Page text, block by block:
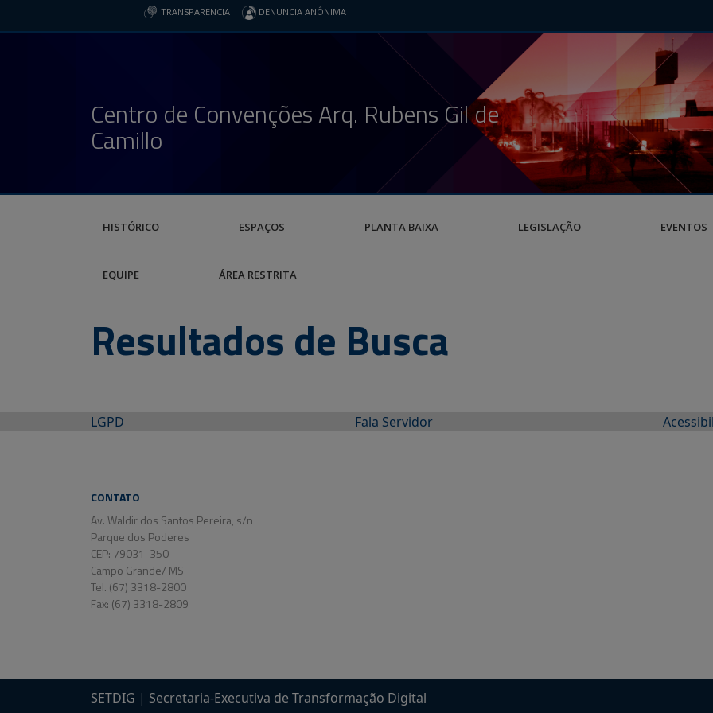
TRANSPARENCIA DENUNCIA ANÔNIMA
Centro de Convenções Arq. Rubens Gil de
Camillo
HISTÓRICO ESPAÇOS PLANTA BAIXA LEGISLAÇÃO EVENTOS
EQUIPE ÁREA RESTRITA
Resultados de Busca
LGPD Fala Servidor
CONTATO
Av. Waldir dos Santos Pereira, s/n
Parque dos Poderes
CEP: 79031-350
Campo Grande/ MS
Tel. (67) 3318-2800
Fax: (67) 3318-2809
SETDIG | Secretaria-Executiva de Transformação Digital